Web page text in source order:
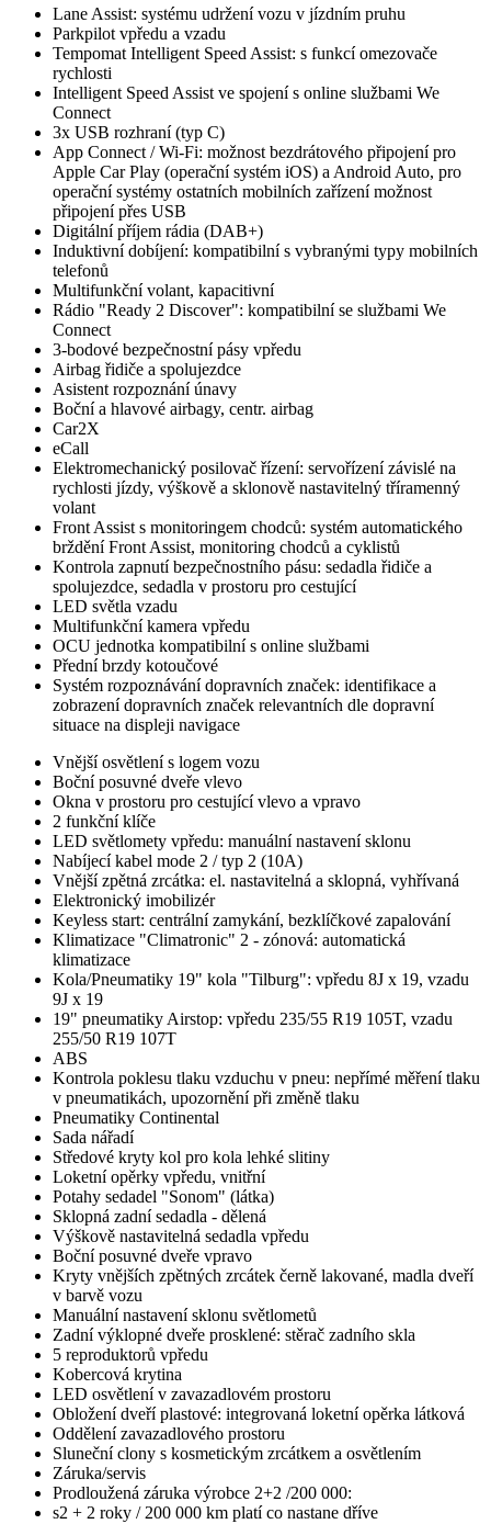
Lane Assist: systému udržení vozu v jízdním pruhu
Parkpilot vpředu a vzadu
Tempomat Intelligent Speed Assist: s funkcí omezovače
rychlosti
Intelligent Speed Assist ve spojení s online službami We
Connect
3x USB rozhraní (typ C)
App Connect / Wi-Fi: možnost bezdrátového připojení pro
Apple Car Play (operační systém iOS) a Android Auto, pro
operační systémy ostatních mobilních zařízení možnost
připojení přes USB
Digitální příjem rádia (DAB+)
Induktivní dobíjení: kompatibilní s vybranými typy mobilních
telefonů
Multifunkční volant, kapacitivní
Rádio "Ready 2 Discover": kompatibilní se službami We
Connect
3-bodové bezpečnostní pásy vpředu
Airbag řidiče a spolujezdce
Asistent rozpoznání únavy
Boční a hlavové airbagy, centr. airbag
Car2X
eCall
Elektromechanický posilovač řízení: servořízení závislé na
rychlosti jízdy, výškově a sklonově nastavitelný tříramenný
volant
Front Assist s monitoringem chodců: systém automatického
brždění Front Assist, monitoring chodců a cyklistů
Kontrola zapnutí bezpečnostního pásu: sedadla řidiče a
spolujezdce, sedadla v prostoru pro cestující
LED světla vzadu
Multifunkční kamera vpředu
OCU jednotka kompatibilní s online službami
Přední brzdy kotoučové
Systém rozpoznávání dopravních značek: identifikace a
zobrazení dopravních značek relevantních dle dopravní
situace na displeji navigace
Vnější osvětlení s logem vozu
Boční posuvné dveře vlevo
Okna v prostoru pro cestující vlevo a vpravo
2 funkční klíče
LED světlomety vpředu: manuální nastavení sklonu
Nabíjecí kabel mode 2 / typ 2 (10A)
Vnější zpětná zrcátka: el. nastavitelná a sklopná, vyhřívaná
Elektronický imobilizér
Keyless start: centrální zamykání, bezklíčkové zapalování
Klimatizace "Climatronic" 2 - zónová: automatická
klimatizace
Kola/Pneumatiky 19" kola "Tilburg": vpředu 8J x 19, vzadu
9J x 19
19" pneumatiky Airstop: vpředu 235/55 R19 105T, vzadu
255/50 R19 107T
ABS
Kontrola poklesu tlaku vzduchu v pneu: nepřímé měření tlaku
v pneumatikách, upozornění při změně tlaku
Pneumatiky Continental
Sada nářadí
Středové kryty kol pro kola lehké slitiny
Loketní opěrky vpředu, vnitřní
Potahy sedadel "Sonom" (látka)
Sklopná zadní sedadla - dělená
Výškově nastavitelná sedadla vpředu
Boční posuvné dveře vpravo
Kryty vnějších zpětných zrcátek černě lakované, madla dveří
v barvě vozu
Manuální nastavení sklonu světlometů
Zadní výklopné dveře prosklené: stěrač zadního skla
5 reproduktorů vpředu
Kobercová krytina
LED osvětlení v zavazadlovém prostoru
Obložení dveří plastové: integrovaná loketní opěrka látková
Oddělení zavazadlového prostoru
Sluneční clony s kosmetickým zrcátkem a osvětlením
Záruka/servis
Prodloužená záruka výrobce 2+2 /200 000:
s2 + 2 roky / 200 000 km platí co nastane dříve